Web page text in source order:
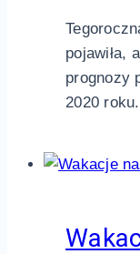
pojawiła,
prognozy
2020